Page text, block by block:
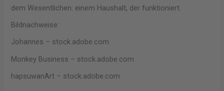
dem Wesentlichen: einem Haushalt, der funktioniert.
Bildnachweise:
Johannes – stock.adobe.com
Monkey Business – stock.adobe.com
hapsuwanArt – stock.adobe.com